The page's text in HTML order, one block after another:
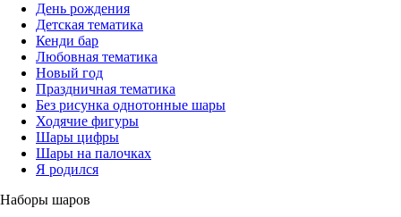
День рождения
Детская тематика
Кенди бар
Любовная тематика
Новый год
Праздничная тематика
Без рисунка однотонные шары
Ходячие фигуры
Шары цифры
Шары на палочках
Я родился
Наборы шаров